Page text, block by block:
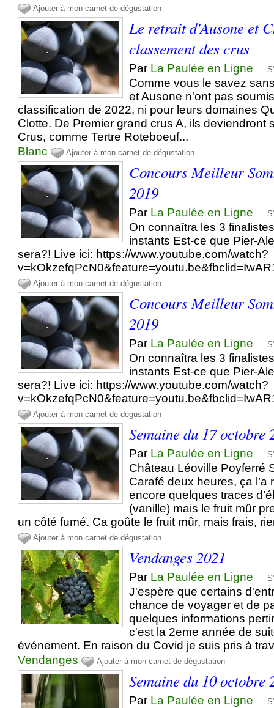
Ajouter à mon carnet de dégustation
Le retrait d'Ausone et
classement des crus
Par La Paulée en Ligne
Comme vous le savez
et Ausone n'ont pas
classification de 2022, ni pour leurs domaines
Clotte. De Premier grand crus A, ils deviendront
Crus, comme Tertre Roteboeuf...
Blanc
Ajouter à mon carnet de dégustation
Concours Meilleur
2019
Par La Paulée en Ligne
On connaîtra les 3
instants Est-ce que Pier-
sera?! Live ici: https://www.youtube.com/watch?
Ajouter à mon carnet de dégustation
Concours Meilleur
2019
Par La Paulée en Ligne
On connaîtra les 3
instants Est-ce que Pier-
sera?! Live ici: https://www.youtube.com/watch?
Ajouter à mon carnet de dégustation
Semaine du 17 octobre
Par La Paulée en Ligne
Château Léoville Poyferré
Carafé deux heures, ça l’a
encore quelques traces
(vanille) mais le fruit mûr
un côté fumé. Ca goûte le fruit mûr, mais frais,
Ajouter à mon carnet de dégustation
Vendanges 2021
Par La Paulée en Ligne
J'espère que certains
chance de voyager et de
quelques informations
c'est la 2eme année de
événement. En raison du Covid je suis pris à
Vendanges
Ajouter à mon carnet de dégustation
Semaine du 10 octobre
Par La Paulée en Ligne